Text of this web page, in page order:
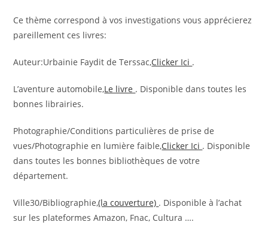
Ce thème correspond à vos investigations vous apprécierez
pareillement ces livres:
Auteur:Urbainie Faydit de Terssac,Clicker Ici .
L’aventure automobile,Le livre . Disponible dans toutes les
bonnes librairies.
Photographie/Conditions particulières de prise de
vues/Photographie en lumière faible,Clicker Ici . Disponible
dans toutes les bonnes bibliothèques de votre
département.
Ville30/Bibliographie,(la couverture) . Disponible à l’achat
sur les plateformes Amazon, Fnac, Cultura ….